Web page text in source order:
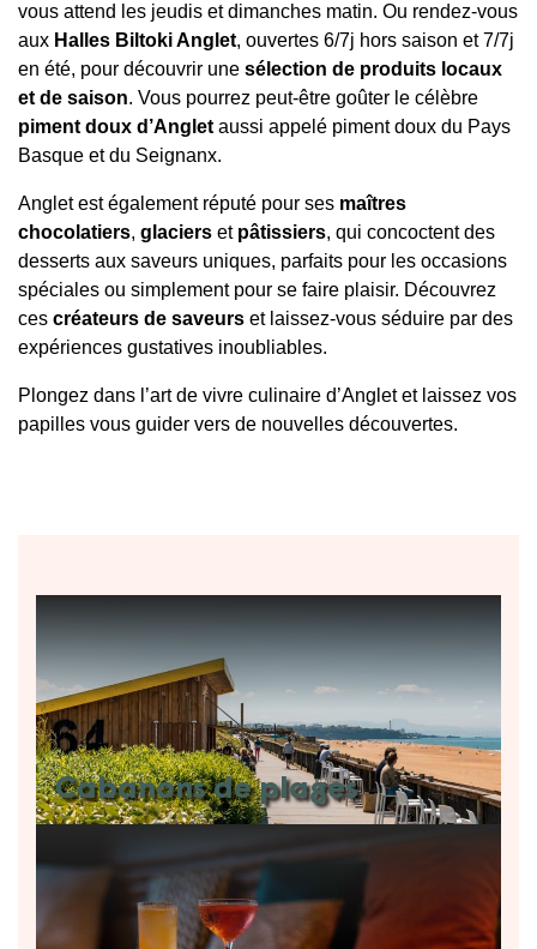
vous attend les jeudis et dimanches matin. Ou rendez-vous
aux Halles Biltoki Anglet, ouvertes 6/7j hors saison et 7/7j
en été, pour découvrir une sélection de produits locaux
et de saison. Vous pourrez peut-être goûter le célèbre
piment doux d’Anglet aussi appelé piment doux du Pays
Basque et du Seignanx.
Anglet est également réputé pour ses maîtres
chocolatiers, glaciers et pâtissiers, qui concoctent des
desserts aux saveurs uniques, parfaits pour les occasions
spéciales ou simplement pour se faire plaisir. Découvrez
ces créateurs de saveurs et laissez-vous séduire par des
expériences gustatives inoubliables.
Plongez dans l’art de vivre culinaire d’Anglet et laissez vos
papilles vous guider vers de nouvelles découvertes.
Cabanons de plages